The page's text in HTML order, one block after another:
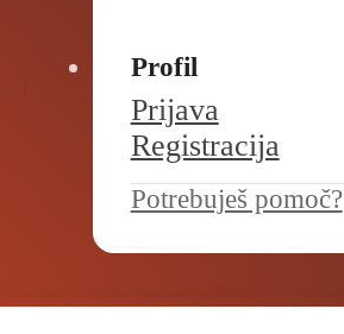
Profil
Prijava
Registracija
Potrebuješ pomoč?